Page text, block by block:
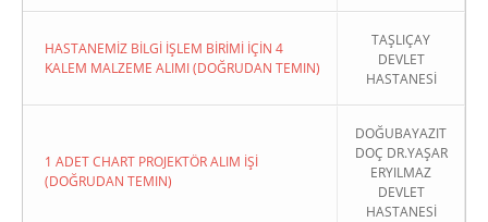
HASTANEMİZ BİLGİ İŞLEM BİRİMİ İÇİN 4
KALEM MALZEME ALIMI (DOĞRUDAN TEMIN)
TAŞLIÇAY
DEVLET
HASTANESİ
1 ADET CHART PROJEKTÖR ALIM İŞİ
(DOĞRUDAN TEMIN)
DOĞUBAYAZIT
DOÇ DR.YAŞAR
ERYILMAZ
DEVLET
HASTANESİ